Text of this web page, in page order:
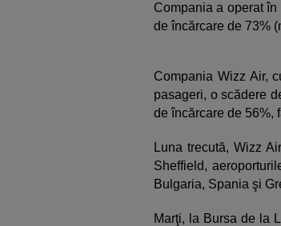
Compania a operat
de încărcare de 73%
Compania Wizz Air,
pasageri, o scădere
de încărcare de 56%,
Luna trecută, Wizz
Sheffield,
Bulgaria, Spania şi
Marţi, la Bursa de la